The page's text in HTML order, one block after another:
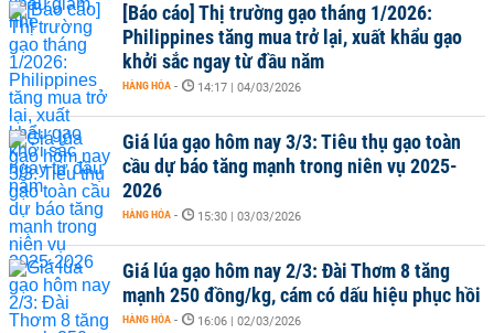
[Báo cáo] Thị trường gạo tháng 1/2026:
Philippines tăng mua trở lại, xuất khẩu gạo
khởi sắc ngay từ đầu năm
HÀNG HÓA - 14:17 | 04/03/2026
Giá lúa gạo hôm nay 3/3: Tiêu thụ gạo toàn
cầu dự báo tăng mạnh trong niên vụ 2025-
2026
HÀNG HÓA - 15:30 | 03/03/2026
Giá lúa gạo hôm nay 2/3: Đài Thơm 8 tăng
mạnh 250 đồng/kg, cám có dấu hiệu phục hồi
HÀNG HÓA - 16:06 | 02/03/2026